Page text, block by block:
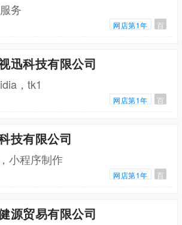
务
网店第1年 百
迅科技有限公司
，tk1
网店第1年 百
技有限公司
小程序制作
网店第1年 百
源贸易有限公司